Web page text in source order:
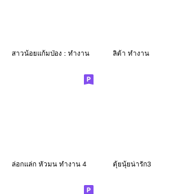
สาวน้อยแก้มป่อง : ทำงาน ลิต้า ทำงาน
ล่อกแล่ก หัวมน ทำงาน 4 ตุ้ยนุ้ยน่ารัก3